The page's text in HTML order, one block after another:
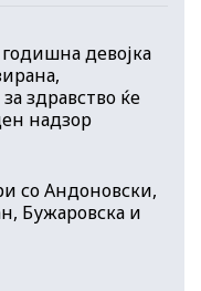
девојка
здравство ќе
надзор
со Андоновски,
Бужаровска и